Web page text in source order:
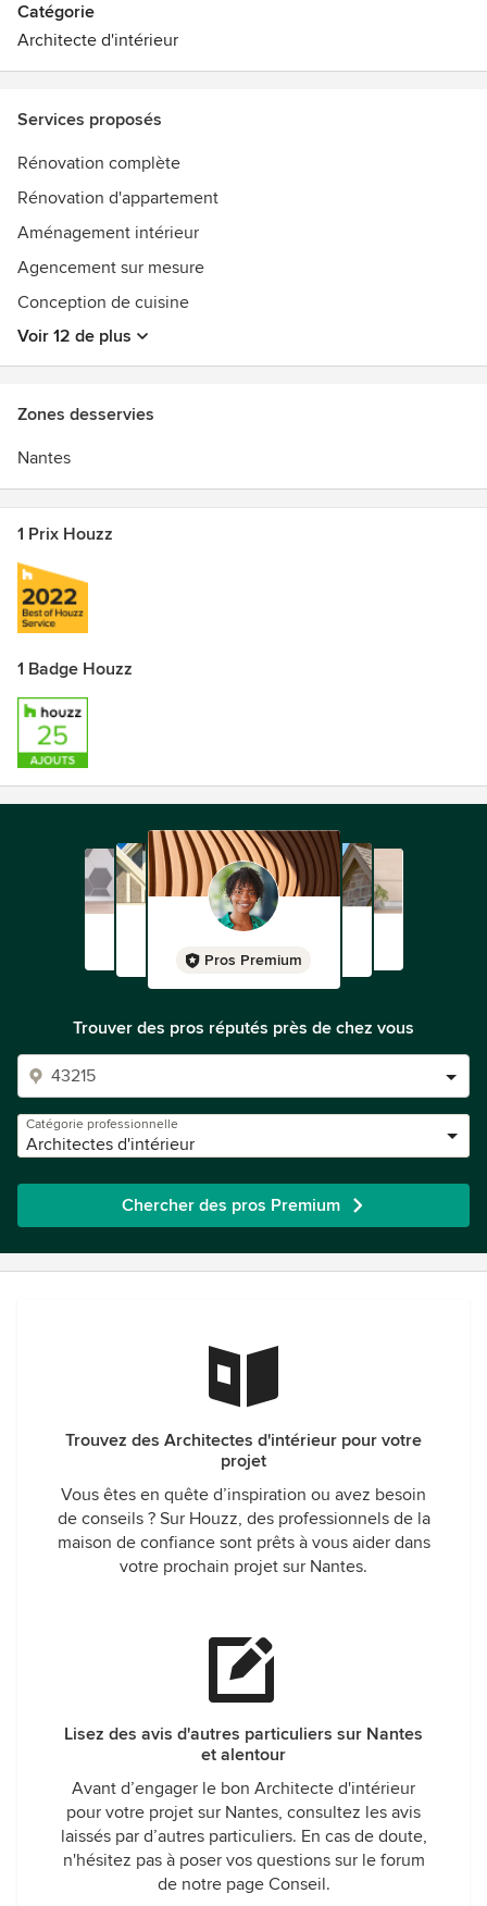
Catégorie
Architecte d'intérieur
Services proposés
Rénovation complète
Rénovation d'appartement
Aménagement intérieur
Agencement sur mesure
Conception de cuisine
Voir 12 de plus
Zones desservies
Nantes
1 Prix Houzz
1 Badge Houzz
Pros Premium
Trouver des pros réputés près de chez vous
Catégorie professionnelle
Architectes d'intérieur
Chercher des pros Premium
Trouvez des Architectes d'intérieur pour votre
projet
Vous êtes en quête d’inspiration ou avez besoin
de conseils ? Sur Houzz, des professionnels de la
maison de confiance sont prêts à vous aider dans
votre prochain projet sur Nantes.
Lisez des avis d'autres particuliers sur Nantes
et alentour
Avant d’engager le bon Architecte d'intérieur
pour votre projet sur Nantes, consultez les avis
laissés par d’autres particuliers. En cas de doute,
n'hésitez pas à poser vos questions sur le forum
de notre page Conseil.